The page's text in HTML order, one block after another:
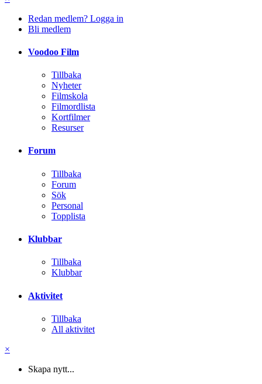
Redan medlem? Logga in
Bli medlem
Voodoo Film
Tillbaka
Nyheter
Filmskola
Filmordlista
Kortfilmer
Resurser
Forum
Tillbaka
Forum
Sök
Personal
Topplista
Klubbar
Tillbaka
Klubbar
Aktivitet
Tillbaka
All aktivitet
×
Skapa nytt...